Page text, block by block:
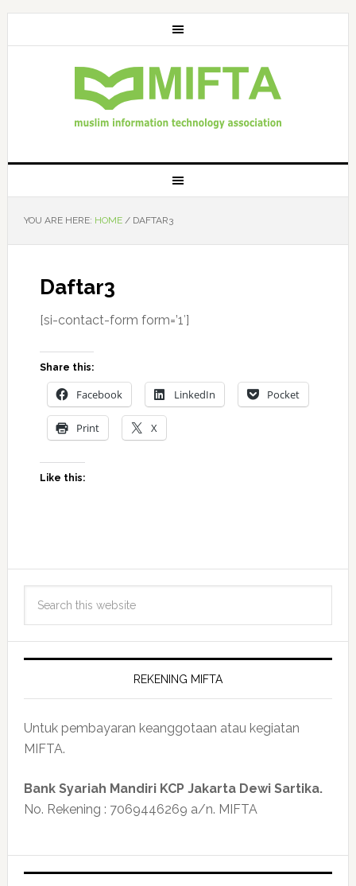
YOU ARE HERE: HOME /DAFTAR3
Daftar3
[si-contact-form form=’1′]
Share this:
Facebook LinkedIn Pocket
Print X
Like this:
REKENING MIFTA
Untuk pembayaran keanggotaan atau kegiatan
MIFTA.
Bank Syariah Mandiri KCP Jakarta Dewi Sartika.
No. Rekening : 7069446269 a/n. MIFTA